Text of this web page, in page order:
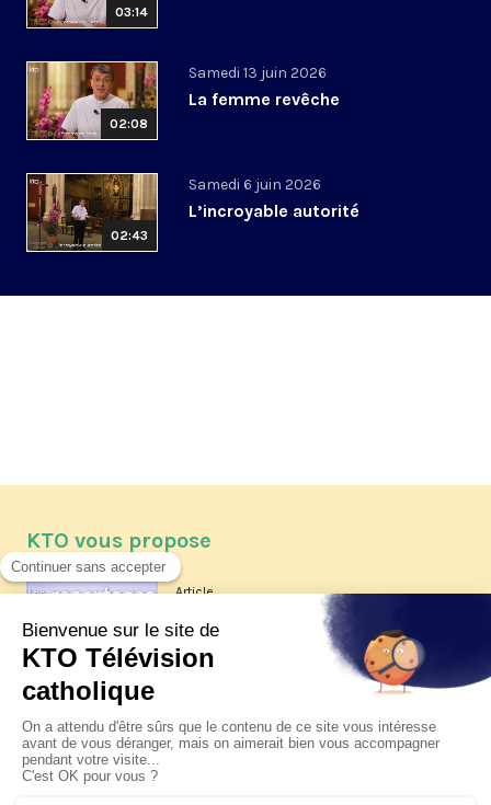
03:14
02:08
Samedi 13 juin 2026
La femme revêche
02:43
Samedi 6 juin 2026
L’incroyable autorité
KTO vous propose
Article
Les reportages d'été 2026 de KTO
La visite pastorale du pape Léon
XIV à Assise à suivre sur KTO le
jeudi 6 août